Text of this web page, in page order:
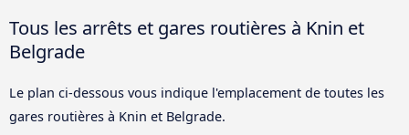
Tous les arrêts et gares routières à Knin et
Belgrade
Le plan ci-dessous vous indique l'emplacement de toutes les
gares routières à Knin et Belgrade.